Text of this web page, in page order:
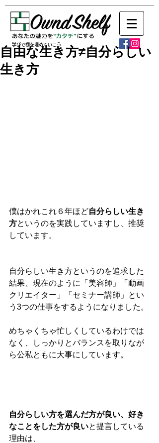
学びで棚を埋めていこう
自由な生き方≠自分らしい
生き方
僕はかれこれ６年ほど自分らしい生き
方というのを実践していますし、推奨
しています。
自分らしい生き方というのを追求した
結果、現在のように「美容師」「動画
クリエイター」「セミナー講師」とい
う3つの仕事をするようになりました。
めちゃくちゃ忙しくしているわけでは
なく、しっかりとバランスを取りなが
ら公私ともに大事にしています。
自分らしい方を選んだ方が良い、好き
なことをした方が良いと提言している
理由は、